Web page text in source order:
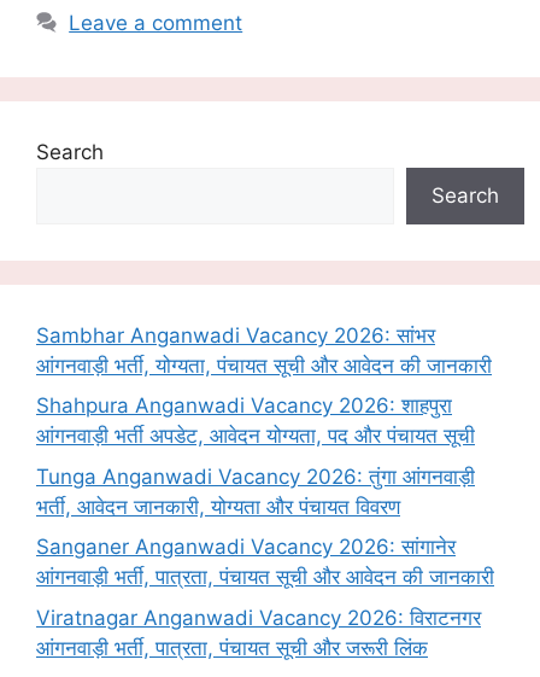
Leave a comment
Search
Search
Sambhar Anganwadi Vacancy 2026: सांभर
आंगनवाड़ी भर्ती, योग्यता, पंचायत सूची और आवेदन की जानकारी
Shahpura Anganwadi Vacancy 2026: शाहपुरा
आंगनवाड़ी भर्ती अपडेट, आवेदन योग्यता, पद और पंचायत सूची
Tunga Anganwadi Vacancy 2026: तुंगा आंगनवाड़ी
भर्ती, आवेदन जानकारी, योग्यता और पंचायत विवरण
Sanganer Anganwadi Vacancy 2026: सांगानेर
आंगनवाड़ी भर्ती, पात्रता, पंचायत सूची और आवेदन की जानकारी
Viratnagar Anganwadi Vacancy 2026: विराटनगर
आंगनवाड़ी भर्ती, पात्रता, पंचायत सूची और जरूरी लिंक